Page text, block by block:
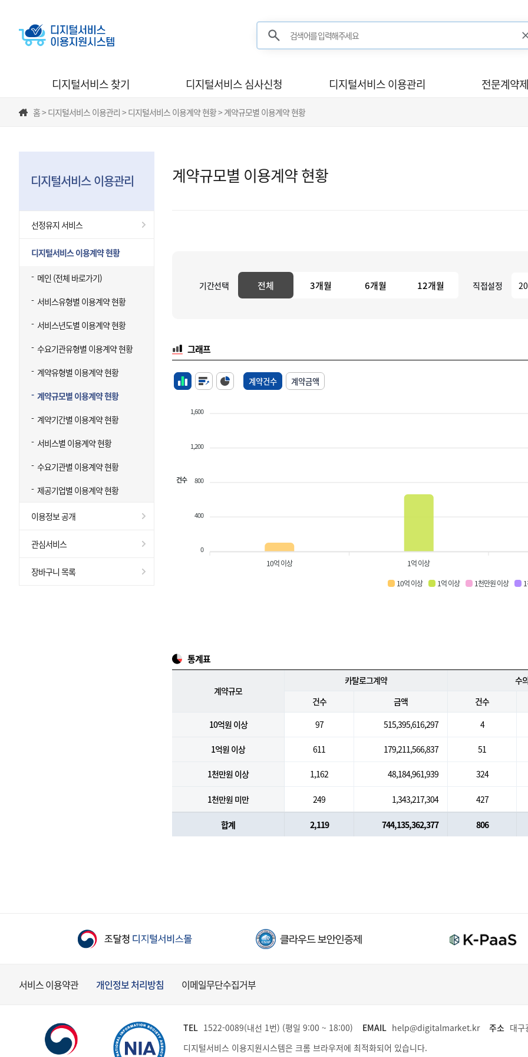
검색어를 입력해주세요
디지털서비스 찾기 디지털서비스 심사신청 디지털서비스 이용관리 전문계약
홈 > 디지털서비스 이용관리 > 디지털서비스 이용계약 현황 > 계약규모별 이용계약 현황
디지털서비스 이용관리
선정유지 서비스
디지털서비스 이용계약 현황
메인 (전체 바로가기)
서비스유형별 이용계약 현황
서비스년도별 이용계약 현황
수요기관유형별 이용계약 현황
계약유형별 이용계약 현황
계약규모별 이용계약 현황
계약기간별 이용계약 현황
서비스별 이용계약 현황
수요기관별 이용계약 현황
제공기업별 이용계약 현황
이용정보 공개
관심서비스
장바구니 목록
계약규모별 이용계약 현황
기간선택 전체 3개월 6개월 12개월 직접설정
그래프
계약건수 계약금액
10억 이상 1억 이상 1천만원 이상
1,600
1,200
800
400
0
건수
10억 이상 1억 이상
통계표
계약규모
카탈로그계약
수
건수
금액
건수
10억원 이상
97 515,395,616,297 4
1억원 이상 611 179,211,566,837 51
1천만원 이상 1,162 48,184,961,939 324
1천만원 미만 249 1,343,217,304 427
합계 2,119 744,135,362,377 806
서비스 이용약관 개인정보 처리방침 이메일무단수집거부
TEL 1522-0089(내선 1번) (평일 9:00 ~ 18:00) EMAIL help@digitalmarket.kr 주소 대
디지털서비스 이용지원시스템은 크롬 브라우저에 최적화되어 있습니다.